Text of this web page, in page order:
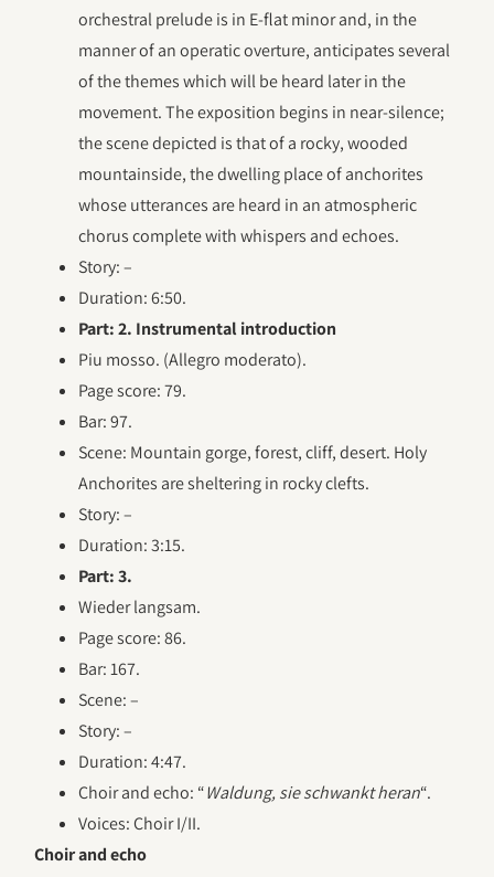
orchestral prelude is in E-flat minor and, in the
manner of an operatic overture, anticipates several
of the themes which will be heard later in the
movement. The exposition begins in near-silence;
the scene depicted is that of a rocky, wooded
mountainside, the dwelling place of anchorites
whose utterances are heard in an atmospheric
chorus complete with whispers and echoes.
Story: –
Duration: 6:50.
Part: 2. Instrumental introduction
Piu mosso. (Allegro moderato).
Page score: 79.
Bar: 97.
Scene: Mountain gorge, forest, cliff, desert. Holy
Anchorites are sheltering in rocky clefts.
Story: –
Duration: 3:15.
Part: 3.
Wieder langsam.
Page score: 86.
Bar: 167.
Scene: –
Story: –
Duration: 4:47.
Choir and echo: “Waldung, sie schwankt heran“.
Voices: Choir I/II.
Choir and echo